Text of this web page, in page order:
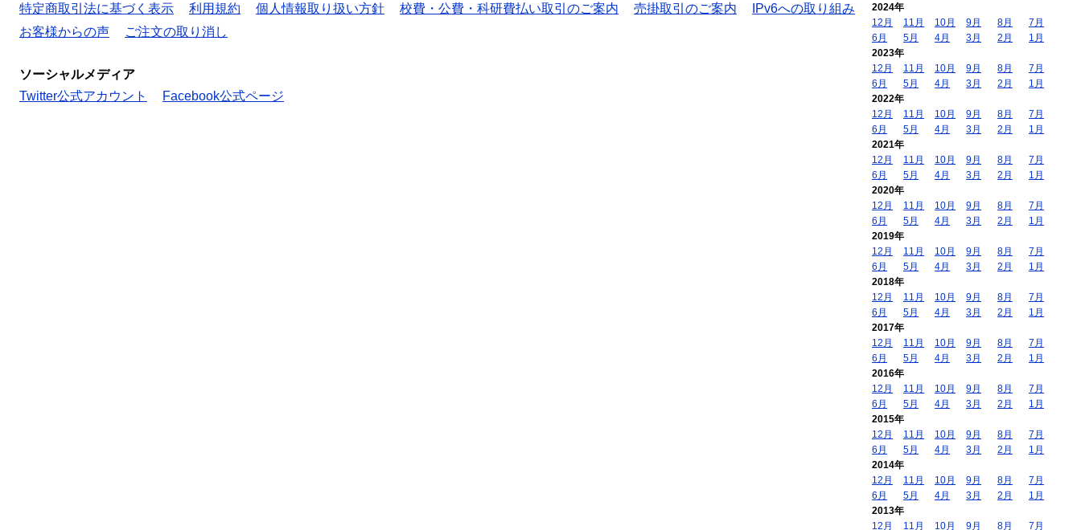
特定商取引法に基づく表示
利用規約 個人情報取り扱い方針 校費・公費・科研費払い取引のご案内 売掛取引のご案内
IPv6への取り組み
お客様からの声
ご注文の取り消し
ソーシャルメディア
Twitter公式アカウント
Facebook公式ページ
2024年
12月
11月 10月 9月 8月
7月
6月
5月 4月 3月 2月
1月
2023年
12月
11月 10月 9月 8月
7月
6月
5月 4月 3月 2月
1月
2022年
12月
11月 10月 9月 8月
7月
6月
5月 4月 3月 2月
1月
2021年
12月
11月 10月 9月 8月
7月
6月
5月 4月 3月 2月
1月
2020年
12月
11月 10月 9月 8月
7月
6月
5月 4月 3月 2月
1月
2019年
12月
11月 10月 9月 8月
7月
6月
5月 4月 3月 2月
1月
2018年
12月
11月 10月 9月 8月
7月
6月
5月 4月 3月 2月
1月
2017年
12月
11月 10月 9月 8月
7月
6月
5月 4月 3月 2月
1月
2016年
12月
11月 10月 9月 8月
7月
6月
5月 4月 3月 2月
1月
2015年
12月
11月 10月 9月 8月
7月
6月
5月 4月 3月 2月
1月
2014年
12月
11月 10月 9月 8月
7月
6月
5月 4月 3月 2月
1月
2013年
12月
11月 10月 9月 8月 7月